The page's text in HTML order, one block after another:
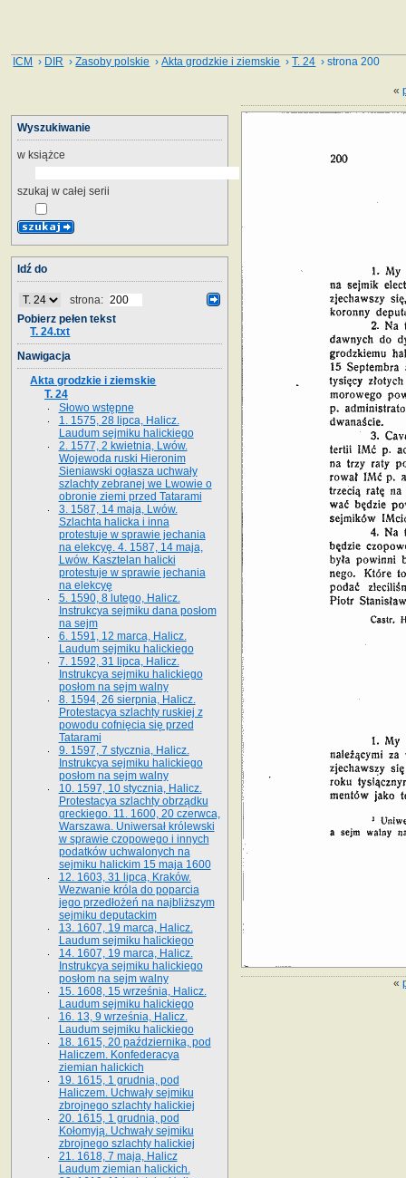
ICM › DIR ›Zasoby polskie ›Akta grodzkie i ziemskie ›T. 24 › strona 200
«
«
Wyszukiwanie
w książce
szukaj w całej serii
Idź do
strona:
Pobierz pełen tekst
T. 24.txt
Nawigacja
Akta grodzkie i ziemskie
T. 24
Słowo wstępne
1. 1575, 28 lipca, Halicz.
Laudum sejmiku halickiego
2. 1577, 2 kwietnia, Lwów.
Wojewoda ruski Hieronim
Sieniawski ogłasza uchwały
szlachty zebranej we Lwowie o
obronie ziemi przed Tatarami
3. 1587, 14 maja, Lwów.
Szlachta halicka i inna
protestuje w sprawie jechania
na elekcyę. 4. 1587, 14 maja,
Lwów. Kasztelan halicki
protestuje w sprawie jechania
na elekcyę
5. 1590, 8 lutego, Halicz.
Instrukcya sejmiku dana posłom
na sejm
6. 1591, 12 marca, Halicz.
Laudum sejmiku halickiego
7. 1592, 31 lipca, Halicz.
Instrukcya sejmiku halickiego
posłom na sejm walny
8. 1594, 26 sierpnia, Halicz.
Protestacya szlachty ruskiej z
powodu cofnięcia się przed
Tatarami
9. 1597, 7 stycznia, Halicz.
Instrukcya sejmiku halickiego
posłom na sejm walny
10. 1597, 10 stycznia, Halicz.
Protestacya szlachty obrządku
greckiego. 11. 1600, 20 czerwca,
Warszawa. Uniwersał królewski
w sprawie czopowego i innych
podatków uchwalonych na
sejmiku halickim 15 maja 1600
12. 1603, 31 lipca, Kraków.
Wezwanie króla do poparcia
jego przedłożeń na najbliższym
sejmiku deputackim
13. 1607, 19 marca, Halicz.
Laudum sejmiku halickiego
14. 1607, 19 marca, Halicz.
Instrukcya sejmiku halickiego
posłom na sejm walny
15. 1608, 15 września, Halicz.
Laudum sejmiku halickiego
16. 13, 9 września, Halicz.
Laudum sejmiku halickiego
18. 1615, 20 października, pod
Haliczem. Konfederacya
ziemian halickich
19. 1615, 1 grudnia, pod
Haliczem. Uchwały sejmiku
zbrojnego szlachty halickiej
20. 1615, 1 grudnia, pod
Kołomyją. Uchwały sejmiku
zbrojnego szlachty halickiej
21. 1618, 7 maja, Halicz
Laudum ziemian halickich.